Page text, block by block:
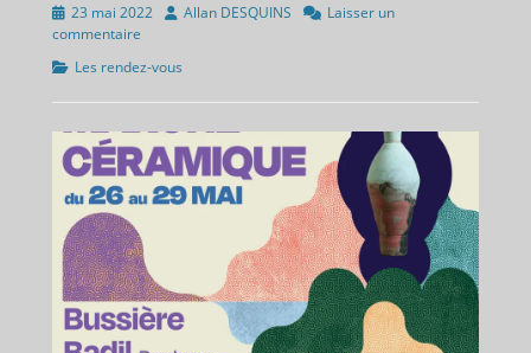
Publié
sur
23 mai 2022 Auteur
Allan DESQUINS
Laisser un
commentaire
Catégories
Les rendez-vous